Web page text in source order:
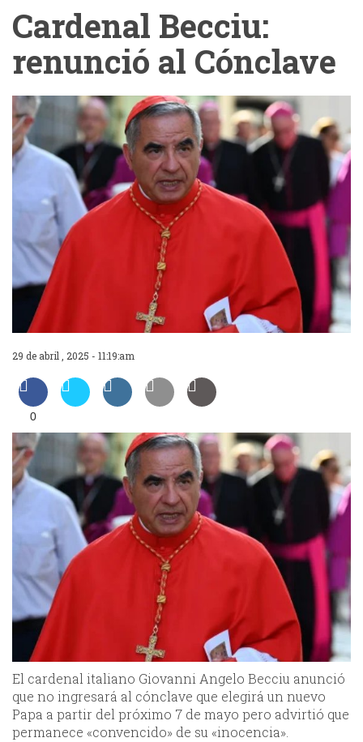
Cardenal Becciu:
renunció al Cónclave
29 de abril , 2025 - 11:19:am
0
El cardenal italiano Giovanni Angelo Becciu anunció
que no ingresará al cónclave que elegirá un nuevo
Papa a partir del próximo 7 de mayo pero advirtió que
permanece «convencido» de su «inocencia».